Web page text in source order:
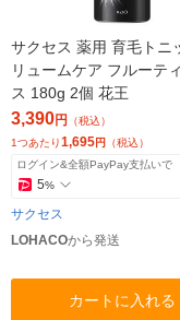
サクセス 薬用 育毛トニ
リュームケア フルーテ
ス 180g 2個 花王
3,390円
（税込）
1つあたり1,695円 （税込）
ログイン&全額PayPay支払いで
5%
サクセス
LOHACOから発送
カートに入れる